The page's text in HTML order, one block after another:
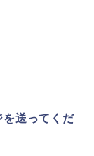
を送ってくだ